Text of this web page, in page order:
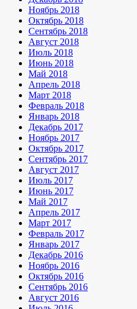
Ноябрь 2018
Октябрь 2018
Сентябрь 2018
Август 2018
Июль 2018
Июнь 2018
Май 2018
Апрель 2018
Март 2018
Февраль 2018
Январь 2018
Декабрь 2017
Ноябрь 2017
Октябрь 2017
Сентябрь 2017
Август 2017
Июль 2017
Июнь 2017
Май 2017
Апрель 2017
Март 2017
Февраль 2017
Январь 2017
Декабрь 2016
Ноябрь 2016
Октябрь 2016
Сентябрь 2016
Август 2016